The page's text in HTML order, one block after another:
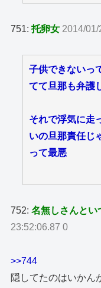
751:托卵女 2014/
子供できないっ
てて旦那も弁護
それで浮気に走
いの旦那責任じ
って最悪
752:名無しさんとい
23:52:06.87 0
>>744
隠してたのはいかん